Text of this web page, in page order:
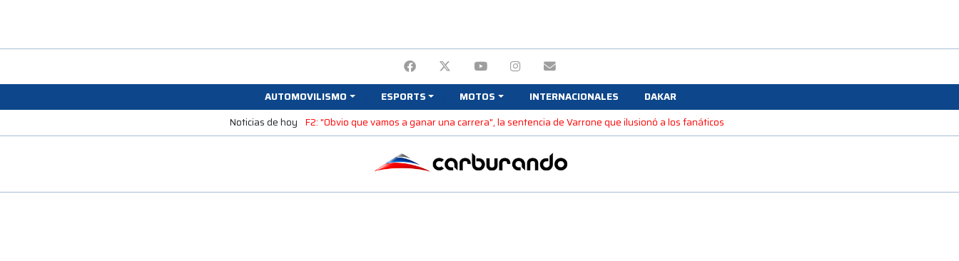
AUTOMOVILISMO ESPORTS MOTOS INTERNACIONALES
DAKAR
Noticias de hoy F2: "Obvio que vamos a ganar una carrera", la sentencia de Varrone que ilusionó a los fanáticos